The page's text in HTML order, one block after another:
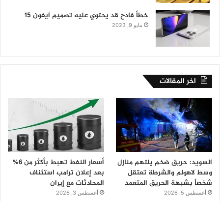
خطأ فادح قد يحتوي عليه تصميم آيفون 15
مايو 9, 2023
اخر المقالات
السويد: حريق ضخم يلتهم منازل
وسط لاهولم والشرطة تعتقل
شخصاً بشبهة الحريق المتعمد
أغسطس 5, 2026
أسعار النفط تهبط بأكثر من 6%
بعد إعلان ترامب استئناف
المحادثات مع إيران
أغسطس 3, 2026